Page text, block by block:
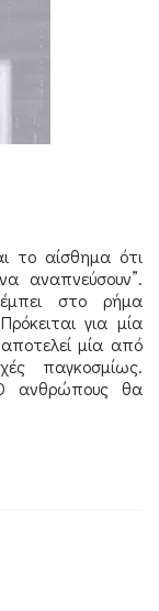
το αίσθημα ότι
αναπνεύσουν”.
στο ρήμα
για μία
μία από
παγκοσμίως.
ανθρώπους θα